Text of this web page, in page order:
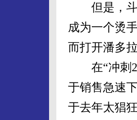
但是，斗
成为一个烫
而打开潘多
在“冲刺
于销售急速
于去年太猖